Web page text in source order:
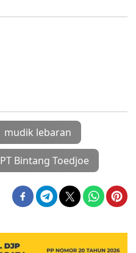
mudik lebaran
PT Bintang Toedjoe